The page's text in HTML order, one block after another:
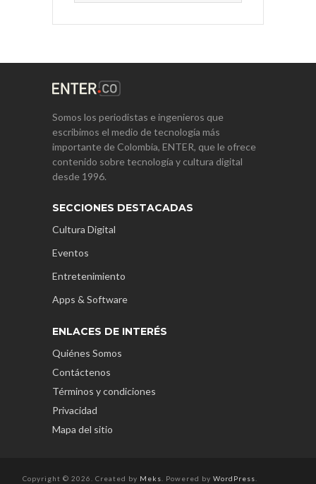
Somos los periodistas e ingenieros que
escribimos el medio de tecnología más
importante de Colombia, ENTER, que le ofrece
contenido sobre tecnología y cultura digital
desde 1996.
SECCIONES DESTACADAS
Cultura Digital
Eventos
Entretenimiento
Apps & Software
ENLACES DE INTERÉS
Quiénes Somos
Contáctenos
Términos y condiciones
Privacidad
Mapa del sitio
Copyright © 2026. Created by Meks . Powered by WordPress